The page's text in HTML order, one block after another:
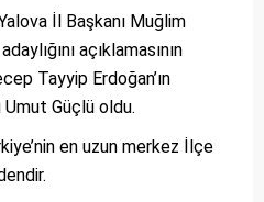
İl Başkanı Muğlim
açıklamasının
Tayyip Erdoğan’ın
Güçlü oldu.
en uzun merkez İlçe